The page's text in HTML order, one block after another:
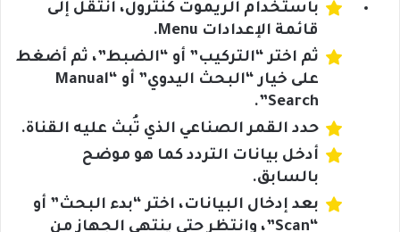
باستخدام الريموت كنترول، انتقل إلى
قائمة الإعدادات Menu.
ثم اختر “التركيب” أو “الضبط”، ثم أضغط
على خيار “البحث اليدوي” أو “Manual
Search”.
حدد القمر الصناعي الذي تُبث عليه القناة.
أدخل بيانات التردد كما هو موضح
بالسابق.
بعد إدخال البيانات، اختر “بدء البحث” أو
“Scan”، وانتظر حتى ينتهي الجهاز من